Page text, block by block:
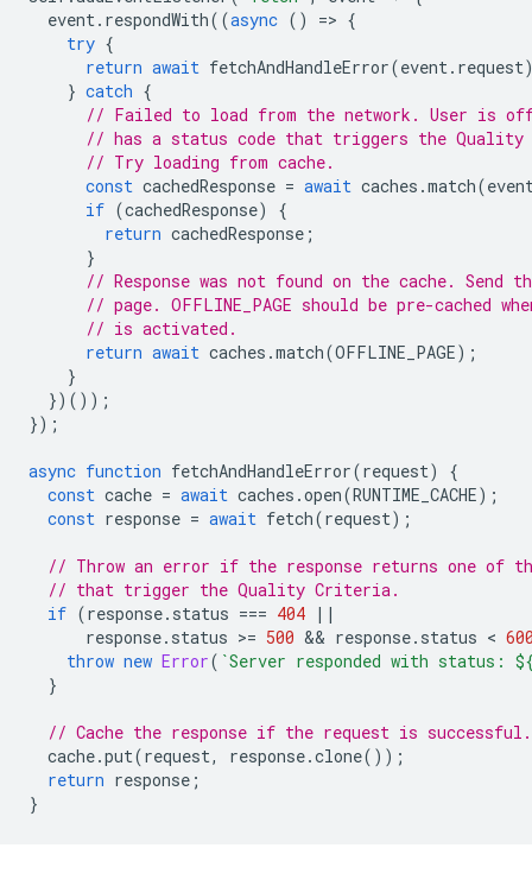
event. respondWith((async () => {
try {
return await fetchAndHandleError(event. request
} catch {
// Failed to load from the network. User is
// has a status code that triggers the
// Try loading from cache.
const cachedResponse = await caches .match(
if (cachedResponse)
{
return cachedResponse ;
}
// Response was not found on the cache.
// page. OFFLINE_PAGE should be pre-cached
// is activated.
return await caches .match(OFFLINE_PAGE);
}
})());
});
async function fetchAndHandleError(request)
{
const cache = await caches .open(RUNTIME_CACHE);
const response = await fetch(request);
// Throw an error if the response returns one of
// that trigger the Quality Criteria.
if (response. status === 404 ||
response. status >= 500 && response. status <
throw new Error( `Server responded with status:
}
// Cache the response if the request is successful.
cache.put(request, response.clone());
return response ;
}